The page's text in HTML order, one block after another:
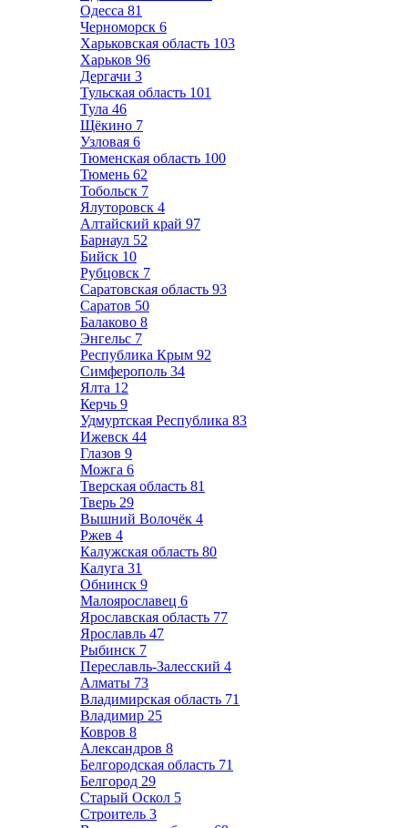
Одесса 81
Черноморск 6
Харьковская область 103
Харьков 96
Дергачи 3
Тульская область 101
Тула 46
Щёкино 7
Узловая 6
Тюменская область 100
Тюмень 62
Тобольск 7
Ялуторовск 4
Алтайский край 97
Барнаул 52
Бийск 10
Рубцовск 7
Саратовская область 93
Саратов 50
Балаково 8
Энгельс 7
Республика Крым 92
Симферополь 34
Ялта 12
Керчь 9
Удмуртская Республика 83
Ижевск 44
Глазов 9
Можга 6
Тверская область 81
Тверь 29
Вышний Волочёк 4
Ржев 4
Калужская область 80
Калуга 31
Обнинск 9
Малоярославец 6
Ярославская область 77
Ярославль 47
Рыбинск 7
Переславль-Залесский 4
Алматы 73
Владимирская область 71
Владимир 25
Ковров 8
Александров 8
Белгородская область 71
Белгород 29
Старый Оскол 5
Строитель 3